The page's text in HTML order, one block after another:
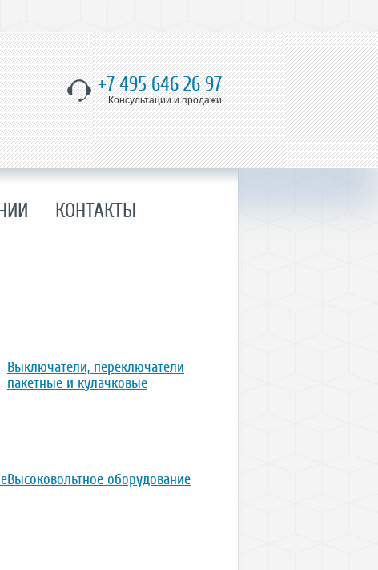
+7 495 646 26 97
Консультации и продажи
КОНТАКТЫ
Выключатели, переключатели
пакетные и кулачковые
Высоковольтное оборудование